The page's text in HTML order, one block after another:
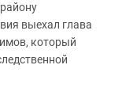
выехал глава
который